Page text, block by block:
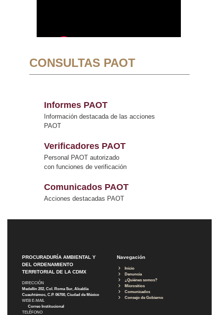
CONSULTAS PAOT
Informes PAOT
Información destacada de las acciones
PAOT
Verificadores PAOT
Personal PAOT autorizado
con funciones de verificación
Comunicados PAOT
Acciones destacadas PAOT
PROCURADURÍA AMBIENTAL Y
DEL ORDENAMIENTO
TERRITORIAL DE LA CDMX
DIRECCIÓN
Medellín 202, Col. Roma Sur, Alcaldía
Cuauhtémoc, C.P. 06700, Ciudad de México
WEB E-MAIL
Correo Institucional
TELÉFONO
Navegación
Inicio
Denuncia
¿Quiénes somos?
Micrositios
Comunicados
Consejo de Gobierno